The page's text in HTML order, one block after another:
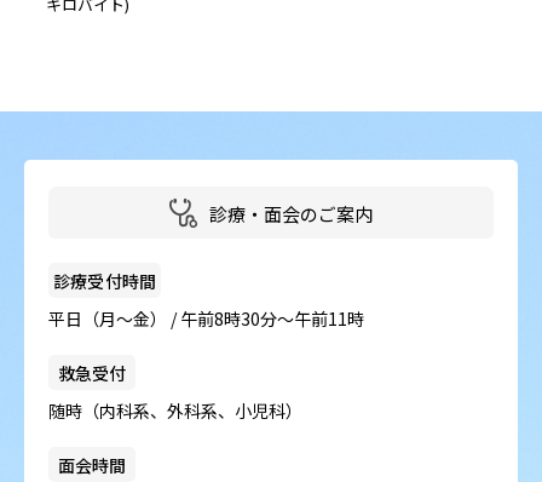
診療・面会のご案内
診療受付時間
平日（月～金） / 午前8時30分～午前11時
救急受付
随時（内科系、外科系、小児科）
面会時間